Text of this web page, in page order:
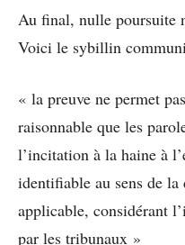
Au final, nulle poursuite
Voici le sybillin
« la preuve ne permet
raisonnable que les
l’incitation à la haine à
identifiable au sens de
applicable, considérant
par les tribunaux »